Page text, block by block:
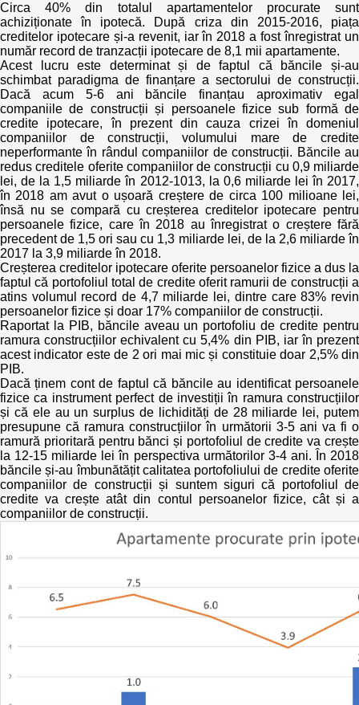
Circa 40% din totalul apartamentelor procurate sunt
achiziționate în ipotecă. După criza din 2015-2016, piața
creditelor ipotecare și-a revenit, iar în 2018 a fost înregistrat un
număr record de tranzacții ipotecare de 8,1 mii apartamente.
Acest lucru este determinat și de faptul că băncile și-au
schimbat paradigma de finanțare a sectorului de construcții.
Dacă acum 5-6 ani băncile finanțau aproximativ egal
companiile de construcții și persoanele fizice sub formă de
credite ipotecare, în prezent din cauza crizei în domeniul
companiilor de construcții, volumului mare de credite
neperformante în rândul companiilor de construcții. Băncile au
redus creditele oferite companiilor de construcții cu 0,9 miliarde
lei, de la 1,5 miliarde în 2012-1013, la 0,6 miliarde lei în 2017,
în 2018 am avut o ușoară creștere de circa 100 milioane lei,
însă nu se compară cu creșterea creditelor ipotecare pentru
persoanele fizice, care în 2018 au înregistrat o creștere fără
precedent de 1,5 ori sau cu 1,3 miliarde lei, de la 2,6 miliarde în
2017 la 3,9 miliarde în 2018.
Creșterea creditelor ipotecare oferite persoanelor fizice a dus la
faptul că portofoliul total de credite oferit ramurii de construcții a
atins volumul record de 4,7 miliarde lei, dintre care 83% revin
persoanelor fizice și doar 17% companiilor de construcții.
Raportat la PIB, băncile aveau un portofoliu de credite pentru
ramura construcțiilor echivalent cu 5,4% din PIB, iar în prezent
acest indicator este de 2 ori mai mic și constituie doar 2,5% din
PIB.
Dacă ținem cont de faptul că băncile au identificat persoanele
fizice ca instrument perfect de investiții în ramura construcțiilor
și că ele au un surplus de lichidități de 28 miliarde lei, putem
presupune că ramura construcțiilor în următorii 3-5 ani va fi o
ramură prioritară pentru bănci și portofoliul de credite va crește
la 12-15 miliarde lei în perspectiva următorilor 3-4 ani. În 2018
băncile și-au îmbunătățit calitatea portofoliului de credite oferite
companiilor de construcții și suntem siguri că portofoliul de
credite va crește atât din contul persoanelor fizice, cât și a
companiilor de construcții.